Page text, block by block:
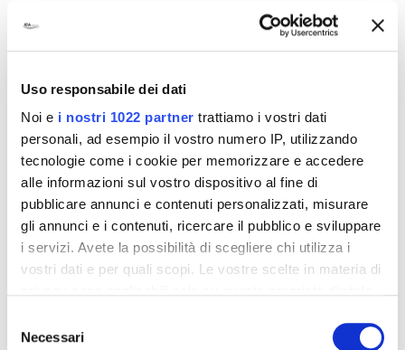
Uso responsabile dei dati
Noi e i nostri 1022 partner trattiamo i vostri dati
personali, ad esempio il vostro numero IP, utilizzando
tecnologie come i cookie per memorizzare e accedere
alle informazioni sul vostro dispositivo al fine di
pubblicare annunci e contenuti personalizzati, misurare
gli annunci e i contenuti, ricercare il pubblico e sviluppare
i servizi. Avete la possibilità di scegliere chi utilizza i
vostri dati e per quali scopi. Le vostre scelte in materia di
modificare o revocare il proprio consenso in qualsiasi
delNecessari
KTY
NA WIRTUALNYM SPACERZ
E
JAKIE MOŻLIWOŚCI DAJE NASZ
WIRTUALNY SPACER: